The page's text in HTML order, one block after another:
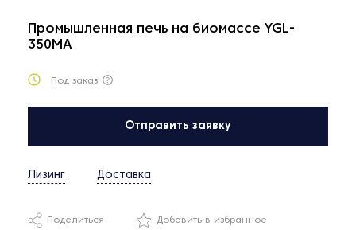
Промышленная печь на биомассе YGL-
350MA
Под заказ
Отправить заявку
Лизинг Доставка
Поделиться Добавить в избранное